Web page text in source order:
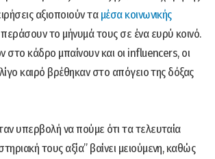
αξιοποιούν ταμέσα κοινωνικής
το μήνυμά τους σε ένα ευρύ κοινό.
στο κάδρο μπαίνουν και οι influencers, οι
λίγο καιρό βρέθηκαν στο απόγειο της δόξας
υπερβολή να πούμε ότι τα τελευταία
τους αξία” βαίνει μειούμενη, καθώς